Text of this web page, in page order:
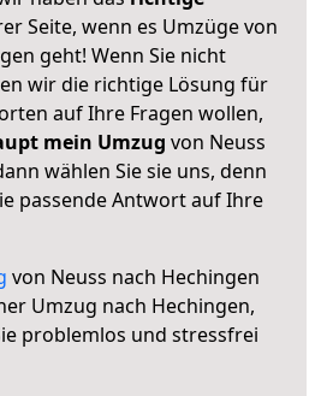
Seite, wenn es Umzüge von
geht! Wenn Sie nicht
wir die richtige Lösung für
auf Ihre Fragen wollen,
mein Umzug von Neuss
wählen Sie sie uns, denn
passende Antwort auf Ihre
von Neuss nach Hechingen
Umzug nach Hechingen,
problemlos und stressfrei